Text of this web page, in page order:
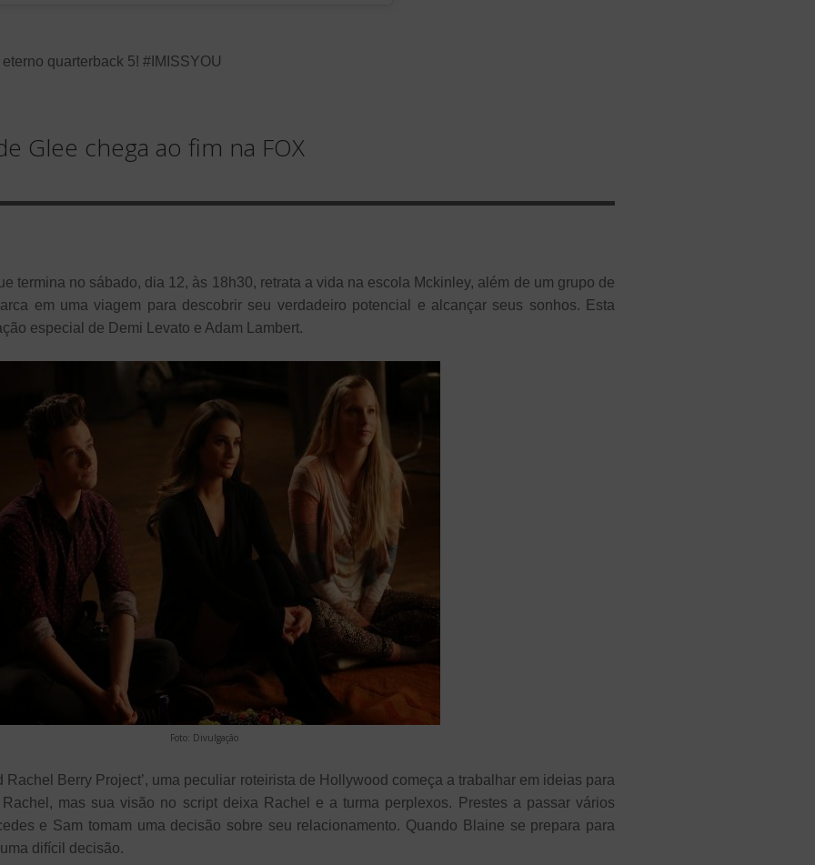
quarterback 5! #IMISSYOU
Glee chega ao fim na FOX
termina no sábado, dia 12, às 18h30, retrata a vida na escola Mckinley, além de um grupo de
em uma viagem para descobrir seu verdadeiro potencial e alcançar seus sonhos. Esta
especial de Demi Levato e Adam Lambert.
Foto: Divulgação
Rachel Berry Project’, uma peculiar roteirista de Hollywood começa a trabalhar em ideias para
mas sua visão no script deixa Rachel e a turma perplexos. Prestes a passar vários
e Sam tomam uma decisão sobre seu relacionamento. Quando Blaine se prepara para
difícil decisão.